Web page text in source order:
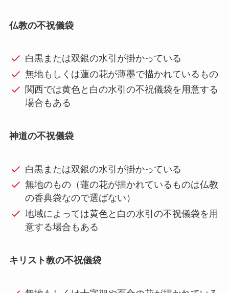
仏教の不祝儀袋
白黒または双銀の水引が掛かっている
無地もしくは蓮の花が薄墨で描かれているもの
関西では黄色と白の水引の不祝儀袋を用意する
場合もある
神道の不祝儀袋
白黒または双銀の水引が掛かっている
無地のもの（蓮の花が描かれているものは仏教
の香典袋なので選ばない）
地域によっては黄色と白の水引の不祝儀袋を用
意する場合もある
キリスト教の不祝儀袋